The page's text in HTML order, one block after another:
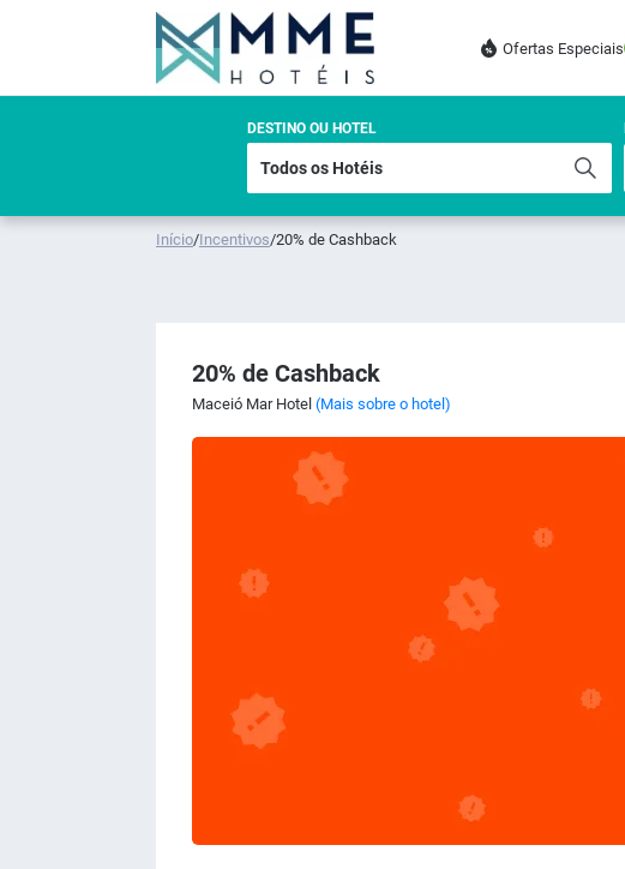
Ofertas Especiais
DESTINO OU HOTEL
Início/Incentivos/20% de Cashback
20% de Cashback
Maceió Mar Hotel (Mais sobre o hotel)